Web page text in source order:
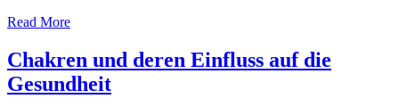
Read More
Chakren und deren Einfluss auf die
Gesundheit